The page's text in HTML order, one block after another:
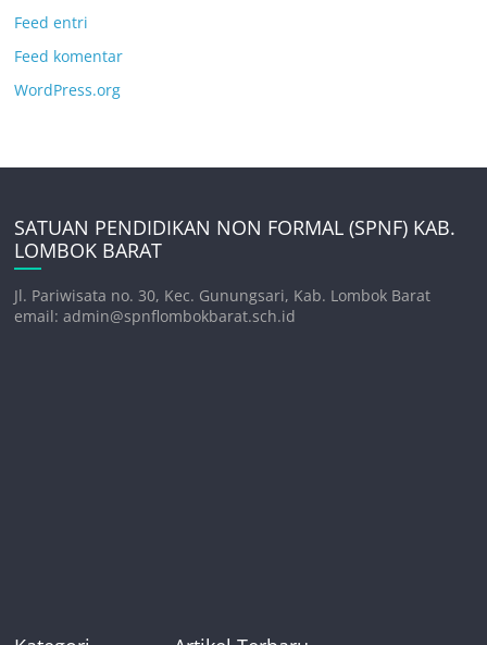
Feed entri
Feed komentar
WordPress.org
SATUAN PENDIDIKAN NON FORMAL (SPNF) KAB.
LOMBOK BARAT
Jl. Pariwisata no. 30, Kec. Gunungsari, Kab. Lombok Barat
email: admin@spnflombokbarat.sch.id